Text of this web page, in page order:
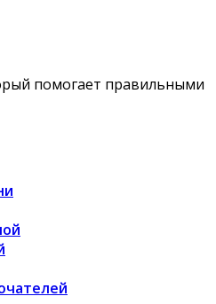
помогает правильными